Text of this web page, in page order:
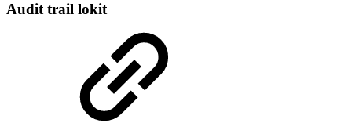
Audit trail lokit